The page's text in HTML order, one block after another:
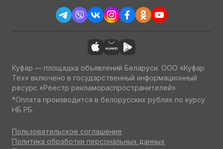
Куфар — площадка объявлений Беларуси. ООО «Куфар
Тех» включено в государственный информационный
ресурс «Реестр рекламораспространителей»
*Оплата производится в белорусских рублях по курсу
НБ РБ.
Пользовательское соглашение
Политика обработки персональных данных